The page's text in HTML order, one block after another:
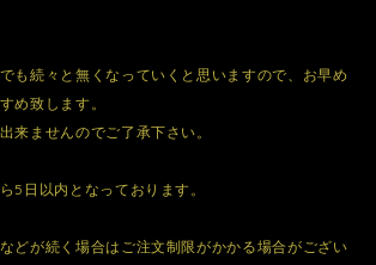
も続々と無くなっていくと思いますので、お早め
め致します。
来ませんのでご了承下さい。
5日以内となっております。
どが続く場合はご注文制限がかかる場合がござい